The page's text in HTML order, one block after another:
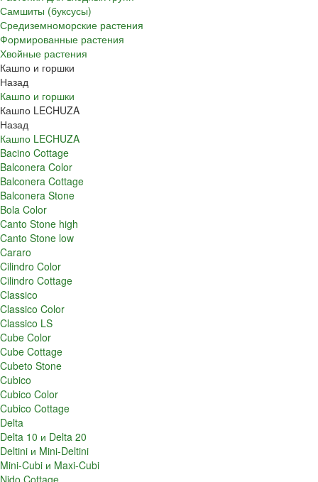
Самшиты (буксусы)
Средиземноморские растения
Формированные растения
Хвойные растения
Кашпо и горшки
Назад
Кашпо и горшки
Кашпо LECHUZA
Назад
Кашпо LECHUZA
Bacino Cottage
Balconera Color
Balconera Cottage
Balconera Stone
Bola Color
Canto Stone high
Canto Stone low
Cararo
Cilindro Color
Cilindro Cottage
Classico
Classico Color
Classico LS
Cube Color
Cube Cottage
Cubeto Stone
Cubico
Cubico Color
Cubico Cottage
Delta
Delta 10 и Delta 20
Deltini и Mini-Deltini
Mini-Cubi и Maxi-Cubi